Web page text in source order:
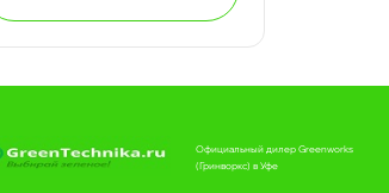
Официальный дилер Greenworks
(Гринворкс) в Уфе